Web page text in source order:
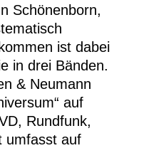
Schönenborn,
ist dabei
in drei Bänden.
& Neumann
auf
Rundfunk,
umfasst auf